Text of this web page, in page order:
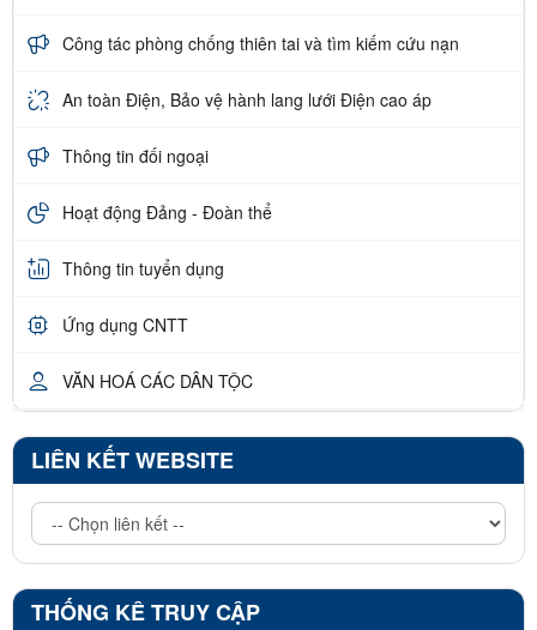
Công tác phòng chống thiên tai và tìm kiếm cứu nạn
An toàn Điện, Bảo vệ hành lang lưới Điện cao áp
Thông tin đối ngoại
Hoạt động Đảng - Đoàn thể
Thông tin tuyển dụng
Ứng dụng CNTT
VĂN HOÁ CÁC DÂN TỘC
LIÊN KẾT WEBSITE
THỐNG KÊ TRUY CẬP